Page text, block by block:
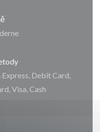
Debit Card,
Visa, Cash